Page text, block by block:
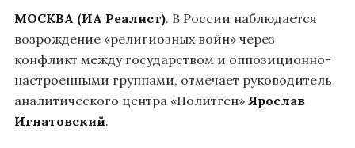
МОСКВА (ИА Реалист). В России наблюдается
возрождение «религиозных войн» через
конфликт между государством и оппозиционно-
настроенными группами, отмечает руководитель
аналитического центра «Политген» Ярослав
Игнатовский.